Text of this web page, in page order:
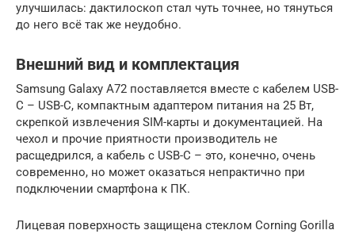
улучшилась: дактилоскоп стал чуть точнее, но тянуться
до него всё так же неудобно.
Внешний вид и комплектация
Samsung Galaxy A72 поставляется вместе с кабелем USB-
C – USB-C, компактным адаптером питания на 25 Вт,
скрепкой извлечения SIM-карты и документацией. На
чехол и прочие приятности производитель не
расщедрился, а кабель с USB-C – это, конечно, очень
современно, но может оказаться непрактично при
подключении смартфона к ПК.
Лицевая поверхность защищена стеклом Corning Gorilla